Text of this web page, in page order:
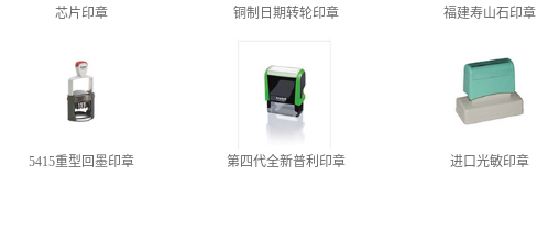
芯片印章 铜制日期转轮印章 福建寿山石印章
5415重型回墨印章 第四代全新普利印章 进口光敏印章